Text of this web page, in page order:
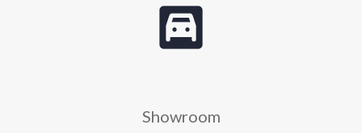
garage
Showroom